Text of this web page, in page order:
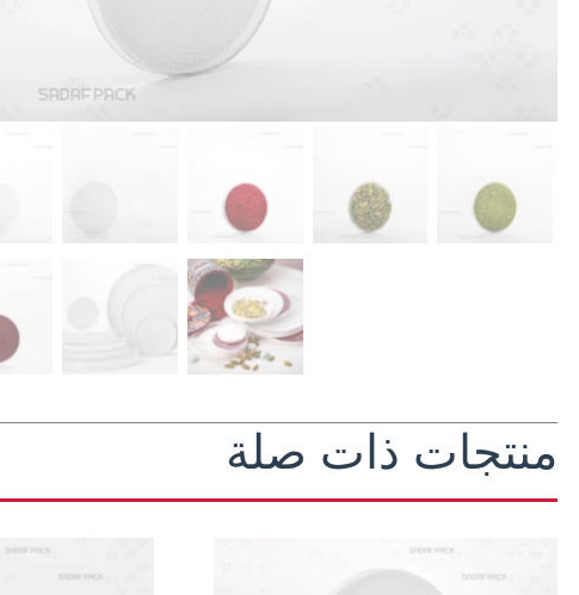
منتجات ذات صلة